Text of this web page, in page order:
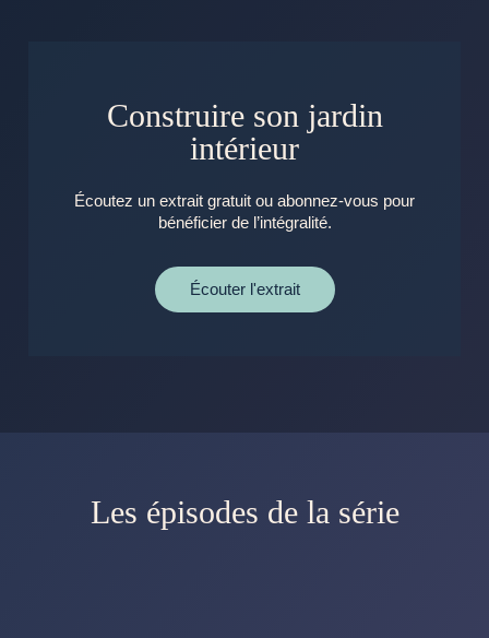
Construire son jardin
intérieur
Écoutez un extrait gratuit ou abonnez-vous pour
bénéficier de l’intégralité.
Écouter l'extrait
Les épisodes de la série